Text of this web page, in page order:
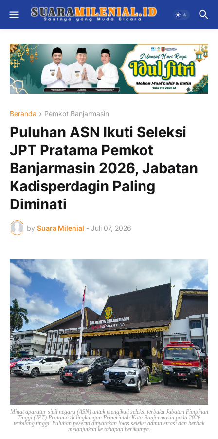
Beranda Pemkot Banjarmasin
Puluhan ASN Ikuti Seleksi
JPT Pratama Pemkot
Banjarmasin 2026, Jabatan
Kadisperdagin Paling
Diminati
by Suara Milenial - Juli 07, 2026
Minat aparatur sipil negara (ASN) untuk mengikuti seleksi terbuka Jabatan Pimpinan
Tinggi (JPT) Pratama di lingkungan Pemerintah Kota Banjarmasin pada 2026
terbilang tinggi. Puluhan peserta dinyatakan lolos seleksi administrasi dan berhak
melanjutkan ke tahapan berikutnya.